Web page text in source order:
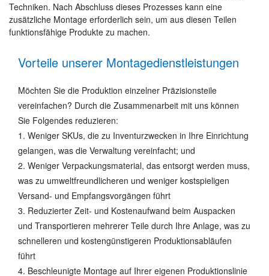
Techniken. Nach Abschluss dieses Prozesses kann eine
zusätzliche Montage erforderlich sein, um aus diesen Teilen
funktionsfähige Produkte zu machen.
Vorteile unserer Montagedienstleistungen
Möchten Sie die Produktion einzelner Präzisionsteile
vereinfachen? Durch die Zusammenarbeit mit uns können
Sie Folgendes reduzieren:
1. Weniger SKUs, die zu Inventurzwecken in Ihre Einrichtung
gelangen, was die Verwaltung vereinfacht; und
2. Weniger Verpackungsmaterial, das entsorgt werden muss,
was zu umweltfreundlicheren und weniger kostspieligen
Versand- und Empfangsvorgängen führt
3. Reduzierter Zeit- und Kostenaufwand beim Auspacken
und Transportieren mehrerer Teile durch Ihre Anlage, was zu
schnelleren und kostengünstigeren Produktionsabläufen
führt
4. Beschleunigte Montage auf Ihrer eigenen Produktionslinie